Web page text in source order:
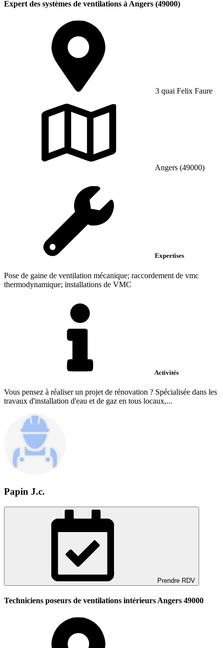
Expert des systèmes de ventilations à Angers (49000)
3 quai Felix Faure
Angers (49000)
Expertises
Pose de gaine de ventilation mécanique; raccordement de vmc
thermodynamique; installations de VMC
Activités
Vous pensez à réaliser un projet de rénovation ? Spécialisée dans les
travaux d'installation d'eau et de gaz en tous locaux,...
Papin J.c.
Prendre RDV
Techniciens poseurs de ventilations intérieurs Angers 49000